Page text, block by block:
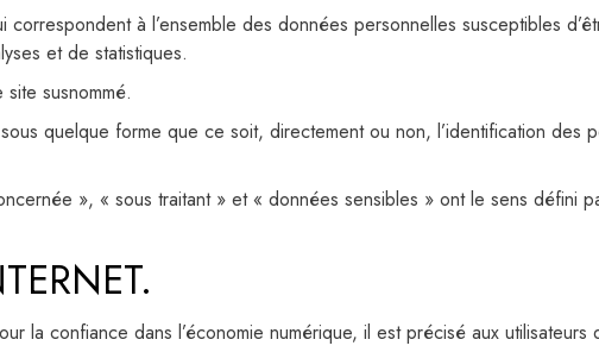
correspondent à l’ensemble des données personnelles susceptibles
et de statistiques.
susnommé.
quelque forme que ce soit, directement ou non, l’identification des
», « sous traitant » et « données sensibles » ont le sens défini
la confiance dans l’économie numérique, il est précisé aux